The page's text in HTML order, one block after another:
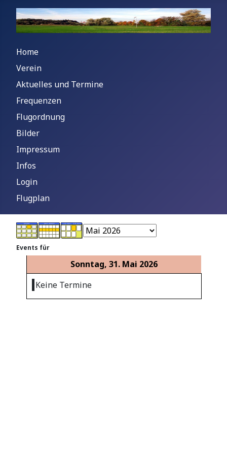
Home
Verein
Aktuelles und Termine
Frequenzen
Flugordnung
Bilder
Impressum
Infos
Login
Flugplan
Events für
Sonntag, 31. Mai 2026
Keine Termine